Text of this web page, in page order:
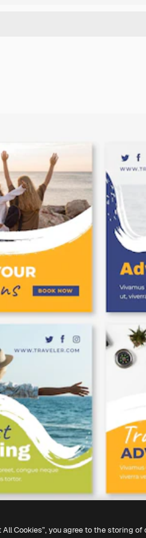
Cookies”, you agree to the storing